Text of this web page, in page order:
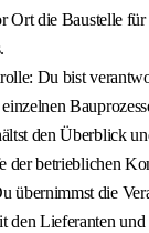
Ort die Baustelle für
Du bist
den Überblick
betrieblichen
übernimmst die
den Lieferanten und